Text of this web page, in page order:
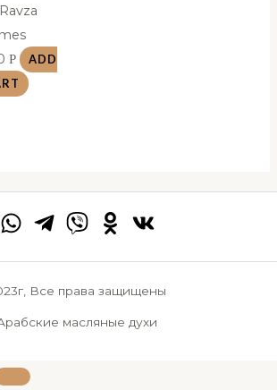
Р
ADD
Все права защищены
масляные духи